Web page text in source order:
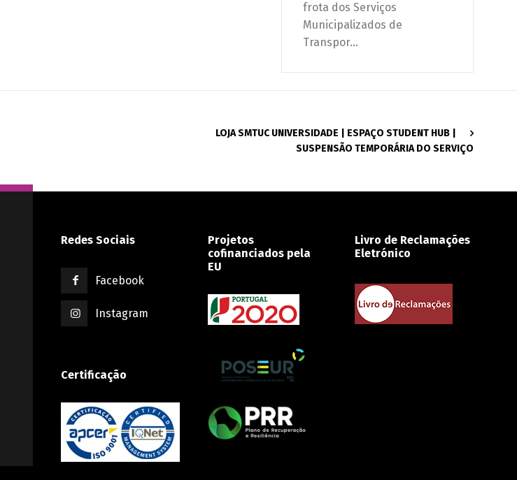
frota dos Serviços
Municipalizados de
Transpor...
LOJA SMTUC UNIVERSIDADE | ESPAÇO STUDENT HUB |
SUSPENSÃO TEMPORÁRIA DO SERVIÇO
Redes Sociais
Facebook
Instagram
Certificação
Projetos
cofinanciados pela
EU
Livro de Reclamações
Eletrónico